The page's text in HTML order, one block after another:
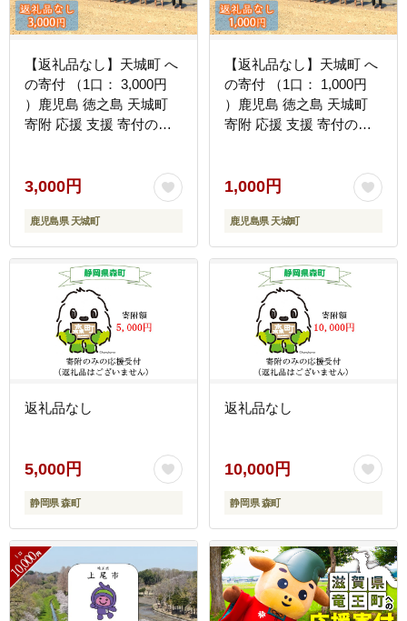
【返礼品なし】天城町 へ
の寄付 （1口： 3,000円
）鹿児島 徳之島 天城町
寄附 応援 支援 寄付のみ
3,000円
鹿児島県 天城町
【返礼品なし】天城町 へ
の寄付 （1口： 1,000円
）鹿児島 徳之島 天城町
寄附 応援 支援 寄付のみ
1,000円
鹿児島県 天城町
返礼品なし
5,000円
静岡県 森町
返礼品なし
10,000円
静岡県 森町